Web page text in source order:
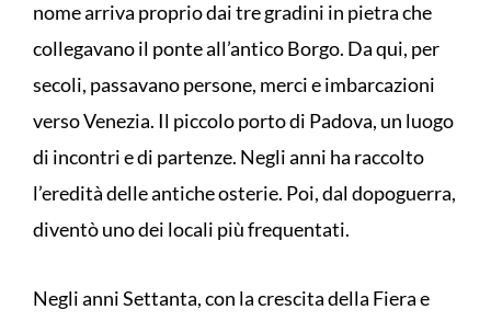
nome arriva proprio dai tre gradini in pietra che
collegavano il ponte all’antico Borgo. Da qui, per
secoli, passavano persone, merci e imbarcazioni
verso Venezia. Il piccolo porto di Padova, un luogo
di incontri e di partenze. Negli anni ha raccolto
l’eredità delle antiche osterie. Poi, dal dopoguerra,
diventò uno dei locali più frequentati.
Negli anni Settanta, con la crescita della Fiera e